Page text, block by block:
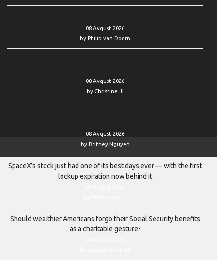
08 Avqust 2026
by Philip van Doorn
08 Avqust 2026
by Christine Ji
08 Avqust 2026
by Britney Nguyen
SpaceX’s stock just had one of its best days ever — with the first
lockup expiration now behind it
Should wealthier Americans forgo their Social Security benefits
as a charitable gesture?